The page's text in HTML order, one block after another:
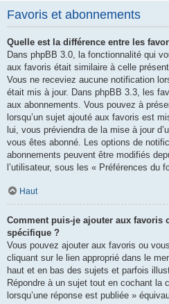
Favoris et abonnements
Quelle est la différence entre les
Dans phpBB 3.0, la fonctionnalité qui
aux favoris était similaire à celle
Vous ne receviez aucune notification
était mis à jour. Dans phpBB 3.3, les
aux abonnements. Vous pouvez à
lorsqu’un sujet ajouté aux favoris est
lui, vous préviendra de la mise à jour
vous êtes abonné. Les options de
abonnements peuvent être modifiés
l’utilisateur, sous les « Préférences du
Haut
Comment puis-je ajouter aux favoris
spécifique ?
Vous pouvez ajouter aux favoris ou
cliquant sur le lien approprié dans le
haut et en bas des sujets et parfois
Répondre à un sujet tout en cochant la
lorsqu’une réponse est publiée »